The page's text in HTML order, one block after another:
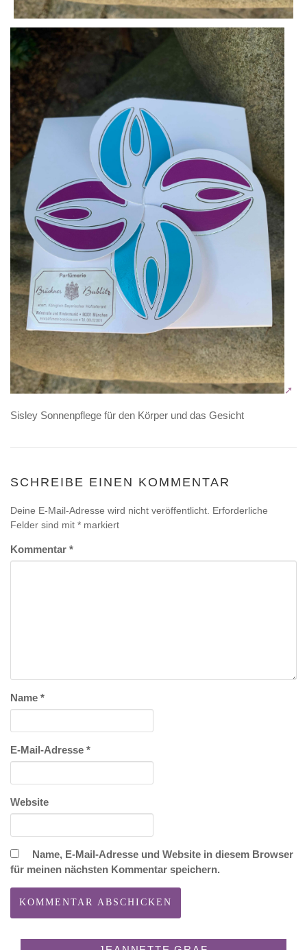
Sisley Sonnenpflege für den Körper und das Gesicht
SCHREIBE EINEN KOMMENTAR
Deine E-Mail-Adresse wird nicht veröffentlicht. Erforderliche
Felder sind mit * markiert
Kommentar *
Name *
E-Mail-Adresse *
Website
Name, E-Mail-Adresse und Website in diesem Browser
für meinen nächsten Kommentar speichern.